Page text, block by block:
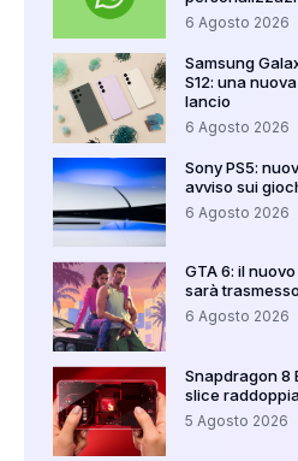
6 Agosto 2026
Samsung
S12: una
lancio
6 Agosto 2026
Sony PS5:
avviso sui
6 Agosto 2026
GTA 6: il
sarà
6 Agosto 2026
Snapdragon 8
slice
5 Agosto 2026